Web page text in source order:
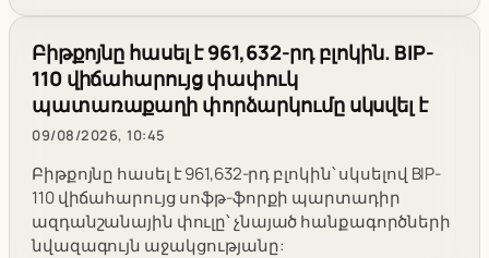
Բիթքոյնը հասել է 961,632-րդ բլոկին. BIP-
110 վիճահարույց փափուկ
պատառաքաղի փորձարկումը սկսվել է
09/08/2026, 10:45
Բիթքոյնը հասել է 961,632-րդ բլոկին՝ սկսելով BIP-
110 վիճահարույց սոֆթ-ֆորքի պարտադիր
ազդանշանային փուլը՝ չնայած հանքագործների
նվազագույն աջակցությանը: